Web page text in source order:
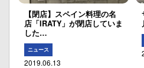
【閉店】スペイン料理の名
店「IRATY」が閉店していま
した…
ニュース
2019.06.13